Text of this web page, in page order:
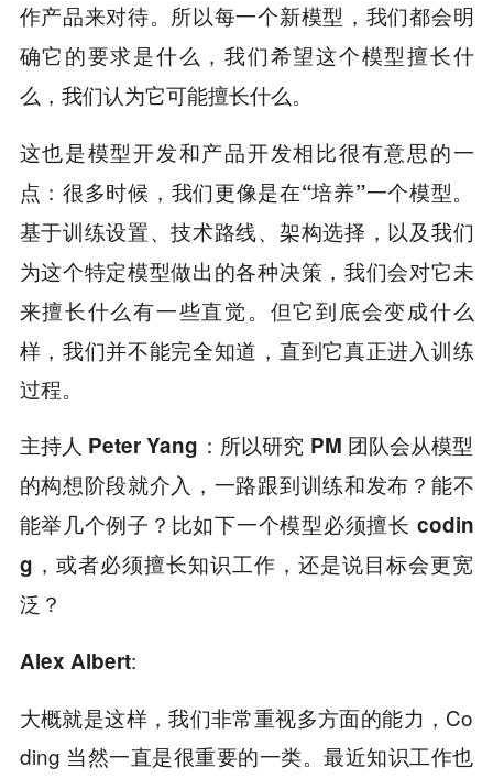
作产品来对待。所以每一个新模型，我们都会明
确它的要求是什么，我们希望这个模型擅长什
么，我们认为它可能擅长什么。
这也是模型开发和产品开发相比很有意思的一
点：很多时候，我们更像是在“培养”一个模型。
基于训练设置、技术路线、架构选择，以及我们
为这个特定模型做出的各种决策，我们会对它未
来擅长什么有一些直觉。 但它到底会变成什么
样，我们并不能完全知道，直到它真正进入训练
过程。
主持人 Peter Yang：所以研究 PM 团队会从模型
的构想阶段就介入，一路跟到训练和发布？能不
能举几个例子？比如下一个模型必须擅长 codin
g，或者必须擅长知识工作，还是说目标会更宽
泛？
Alex Albert:
大概就是这样，我们非常重视多方面的能力，Co
ding 当然一直是很重要的一类。最近知识工作也